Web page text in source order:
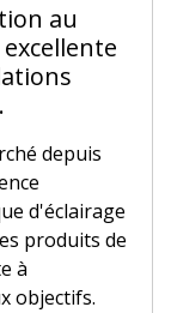
au
excellente
depuis
d'éclairage
produits de
à
objectifs.